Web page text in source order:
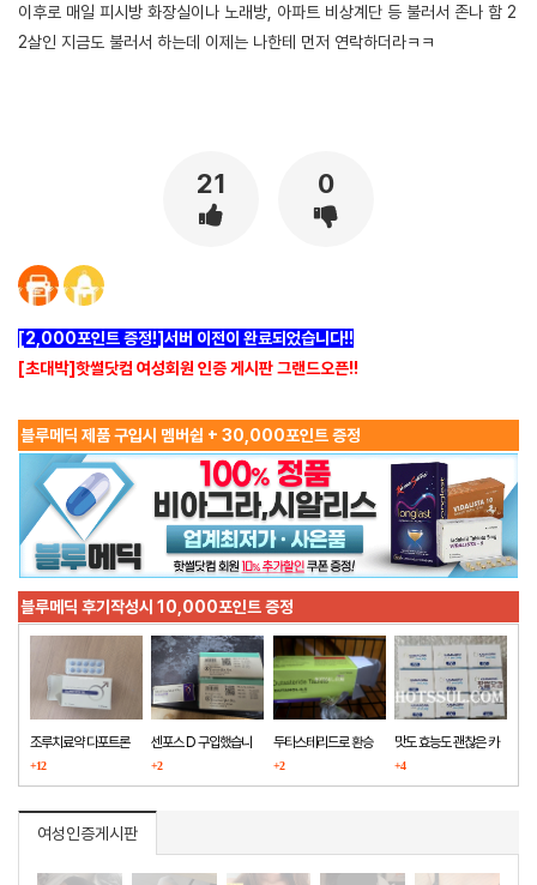
이후로 매일 피시방 화장실이나 노래방, 아파트 비상계단 등 불러서 존나 함 2
2살인 지금도 불러서 하는데 이제는 나한테 먼저 연락하더라ㅋㅋ
21 0
[2,000포인트 증정!]서버 이전이 완료되었습니다!!
[초대박]핫썰닷컴 여성회원 인증 게시판 그랜드오픈!!
블루메딕 제품 구입시 멤버쉽 + 30,000포인트 증정
블루메딕 후기작성시 10,000포인트 증정
조루치료약 다포트론
구매했습니다
+12
센포스 D 구입했습니
다
+2
두타스테리드로 환승
+2
맛도 효능도 괜찮은 카
마그라
+4
여성인증게시판